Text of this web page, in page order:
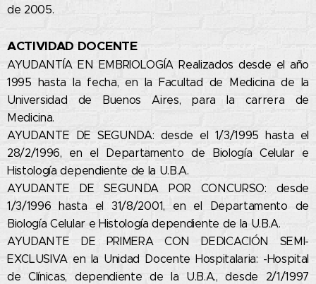
de 2005.
ACTIVIDAD DOCENTE
AYUDANTÍA EN EMBRIOLOGÍA Realizados desde el año
1995 hasta la fecha, en la Facultad de Medicina de la
Universidad de Buenos Aires, para la carrera de
Medicina.
AYUDANTE DE SEGUNDA: desde el 1/3/1995 hasta el
28/2/1996, en el Departamento de Biología Celular e
Histología dependiente de la U.B.A.
AYUDANTE DE SEGUNDA POR CONCURSO: desde
1/3/1996 hasta el 31/8/2001, en el Departamento de
Biología Celular e Histología dependiente de la U.B.A.
AYUDANTE DE PRIMERA CON DEDICACIÓN SEMI-
EXCLUSIVA en la Unidad Docente Hospitalaria: -Hospital
de Clínicas, dependiente de la U.B.A., desde 2/1/1997